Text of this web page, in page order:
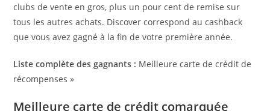
clubs de vente en gros, plus un pour cent de remise sur
tous les autres achats. Discover correspond au cashback
que vous avez gagné à la fin de votre première année.
Liste complète des gagnants : Meilleure carte de crédit de
récompenses »
Meilleure carte de crédit comarquée